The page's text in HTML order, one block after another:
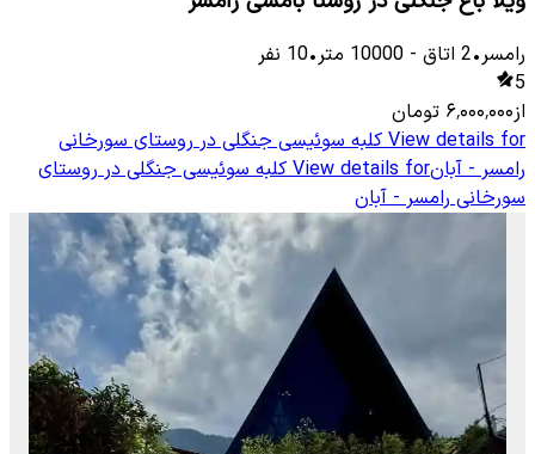
رامسر•
2 اتاق -
10000 متر•
10 نفر
5
از۶٬۰۰۰٬۰۰۰ تومان
View details for کلبه سوئیسی جنگلی در روستای سورخانی
رامسر - آبانView details for کلبه سوئیسی جنگلی در روستای
سورخانی رامسر - آبان